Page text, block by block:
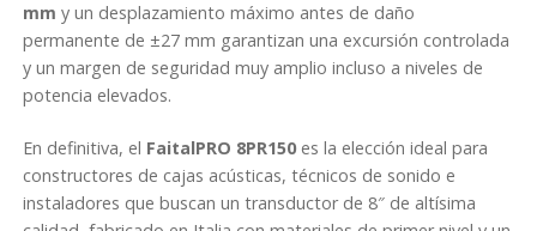
mm y un desplazamiento máximo antes de daño
permanente de ±27 mm garantizan una excursión controlada
y un margen de seguridad muy amplio incluso a niveles de
potencia elevados.
En definitiva, el FaitalPRO 8PR150es la elección ideal para
constructores de cajas acústicas, técnicos de sonido e
instaladores que buscan un transductor de 8″ de altísima